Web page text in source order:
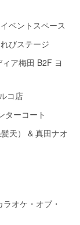
ベントスペース
びステージ
ア梅田 B2F ヨ
コ店
ターコート
天） & 真田ナオ
オケ・オブ・